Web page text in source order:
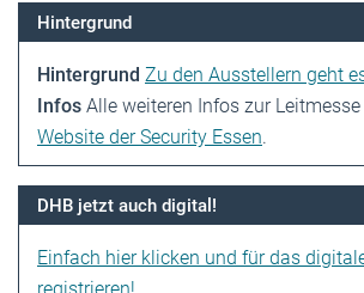
Hintergrund
Hintergrund Zu den Ausstellern geht
Infos Alle weiteren Infos zur
Website der Security Essen.
DHB jetzt auch digital!
Einfach hier klicken und für das
registrieren!